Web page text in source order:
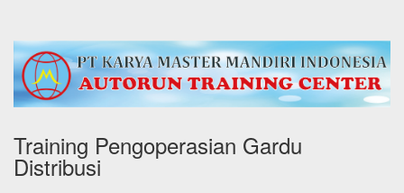
Training Pengoperasian Gardu
Distribusi